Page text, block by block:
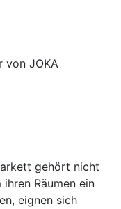
von JOKA
gehört nicht
Räumen ein
eignen sich